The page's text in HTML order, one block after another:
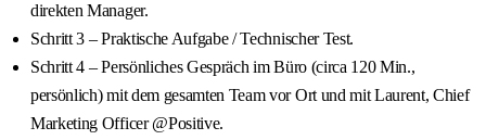
direkten Manager.
Schritt 3 – Praktische Aufgabe / Technischer Test.
Schritt 4 – Persönliches Gespräch im Büro (circa 120 Min.,
persönlich) mit dem gesamten Team vor Ort und mit Laurent, Chief
Marketing Officer @Positive.